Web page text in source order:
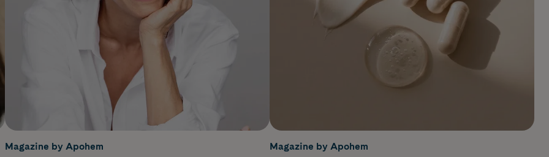
Magazine by Apohem Magazine by Apohem